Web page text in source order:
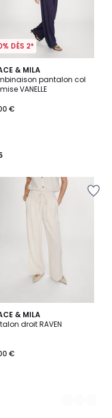
DÈS 2*
& MILA
pantalon col
VANELLE
€
& MILA
droit RAVEN
€